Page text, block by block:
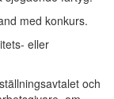
med konkurs.
eller
och